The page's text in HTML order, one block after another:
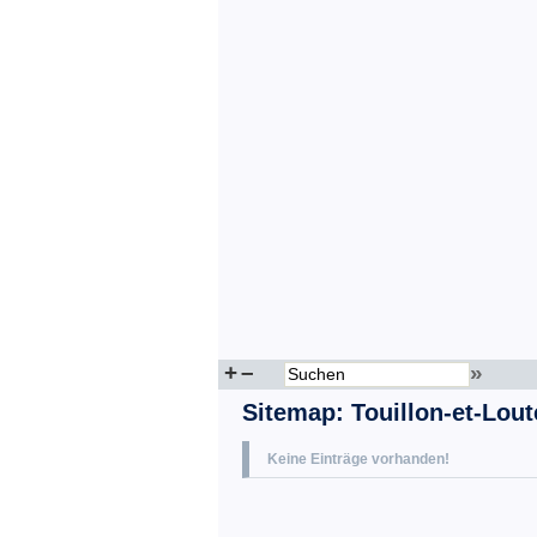
+– »
Sitemap: Touillon-et-
Keine Einträge vorhanden!